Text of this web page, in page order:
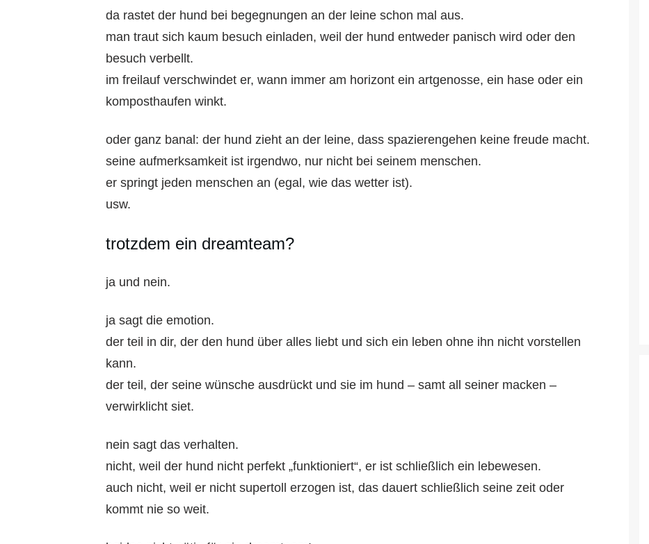
da rastet der hund bei begegnungen an der leine schon mal aus.
man traut sich kaum besuch einladen, weil der hund entweder panisch wird oder den
besuch verbellt.
im freilauf verschwindet er, wann immer am horizont ein artgenosse, ein hase oder ein
komposthaufen winkt.
oder ganz banal: der hund zieht an der leine, dass spazierengehen keine freude macht.
seine aufmerksamkeit ist irgendwo, nur nicht bei seinem menschen.
er springt jeden menschen an (egal, wie das wetter ist).
usw.
trotzdem ein dreamteam?
ja und nein.
ja sagt die emotion.
der teil in dir, der den hund über alles liebt und sich ein leben ohne ihn nicht vorstellen
kann.
der teil, der seine wünsche ausdrückt und sie im hund – samt all seiner macken –
verwirklicht siet.
nein sagt das verhalten.
nicht, weil der hund nicht perfekt „funktioniert“, er ist schließlich ein lebewesen.
auch nicht, weil er nicht supertoll erzogen ist, das dauert schließlich seine zeit oder
kommt nie so weit.